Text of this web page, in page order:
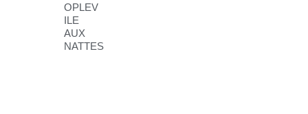
OPLEV
ILE
AUX
NATTES